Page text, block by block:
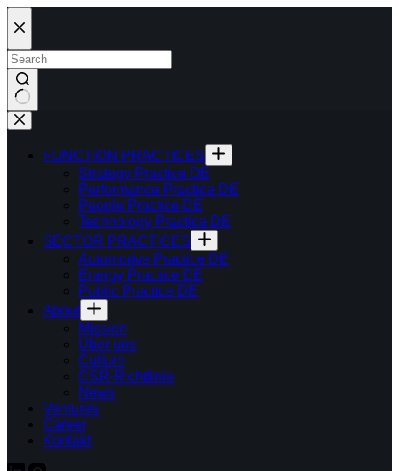
Skip
to
content
FUNCTION PRACTICES
Strategy Practice DE
Performance Practice DE
People Practice DE
Technology Practice DE
SECTOR PRACTICES
Automotive Practice DE
Energy Practice DE
Public Practice DE
About
Mission
Über uns
Culture
CSR-Richtlinie
News
Ventures
Career
Kontakt